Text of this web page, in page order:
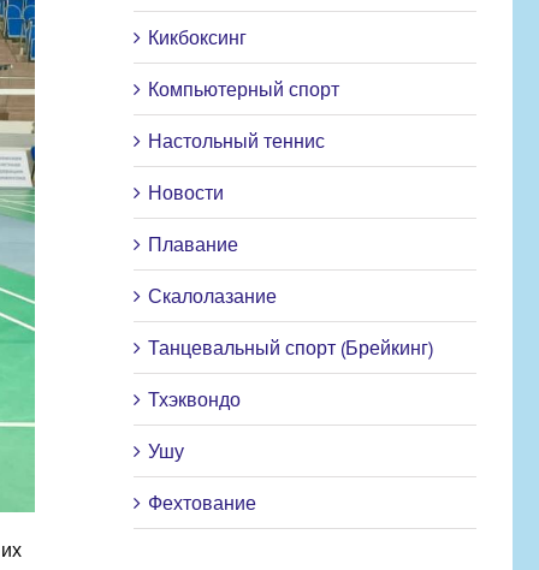
Кикбоксинг
Компьютерный спорт
Настольный теннис
Новости
Плавание
Скалолазание
Танцевальный спорт (Брейкинг)
Тхэквондо
Ушу
Фехтование